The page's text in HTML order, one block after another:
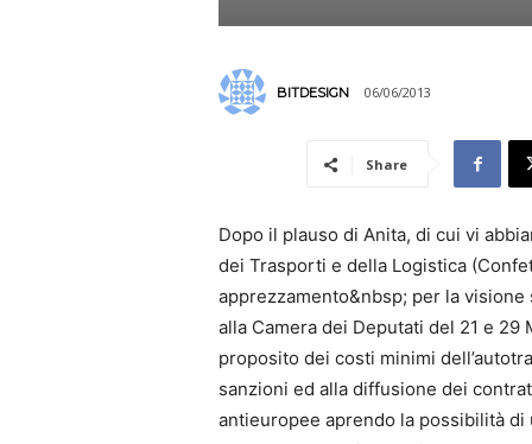
BITDESIGN 06/06/2013
Share
Dopo il plauso di Anita, di cui vi
dei Trasporti e della Logistica
apprezzamento&nbsp; per la
alla Camera dei Deputati del 21 e
proposito dei costi minimi
sanzioni ed alla diffusione dei
antieuropee aprendo la possibilità